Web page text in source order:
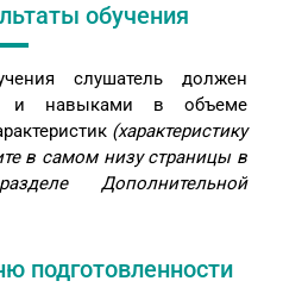
обучения
слушатель должен
и навыками в объеме
(характеристику
в самом низу страницы в
Дополнительной
подготовленности